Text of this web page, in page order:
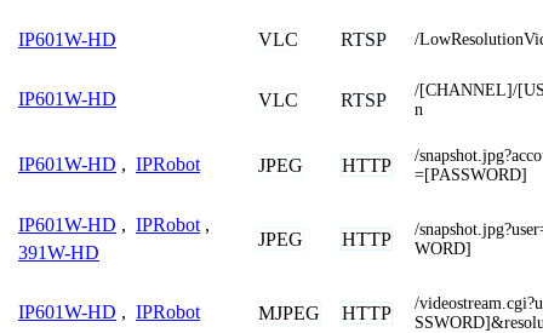
IP601W-HD VLC RTSP /
IP601W-HD VLC RTSP
/[CHANNEL]/
n
IP601W-HD , IPRobot JPEG HTTP
/
=[PASSWORD]
IP601W-HD , IPRobot ,
391W-HD
JPEG HTTP
/
WORD]
IP601W-HD , IPRobot MJPEG HTTP
/